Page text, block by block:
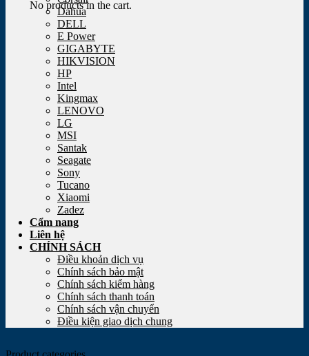
No products in the cart.
Dahua
DELL
E Power
GIGABYTE
HIKVISION
HP
Intel
Kingmax
LENOVO
LG
MSI
Santak
Seagate
Sony
Tucano
Xiaomi
Zadez
Cẩm nang
Liên hệ
CHÍNH SÁCH
Điều khoản dịch vụ
Chính sách bảo mật
Chính sách kiểm hàng
Chính sách thanh toán
Chính sách vận chuyển
Điều kiện giao dịch chung